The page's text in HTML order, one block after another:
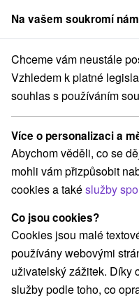
člen skupinySorger
Pobyty na Slovensku
Zkrášlovací
Kategorie
Všechny kategorie
Wellness pobyty(217)
Romantické pobyty
Rodinné pobyty(149)
Vyberte lokalitu
Na vašem soukromí
Chceme vám neustále
Vzhledem k platné
souhlas s používáním
Více o personalizaci a
Abychom věděli, co se
mohli vám přizpůsobit
cookies a takéslužby
Co jsou cookies?
Cookies jsou malé
používány webovými
uživatelský zážitek. Díky
služby podle toho, co